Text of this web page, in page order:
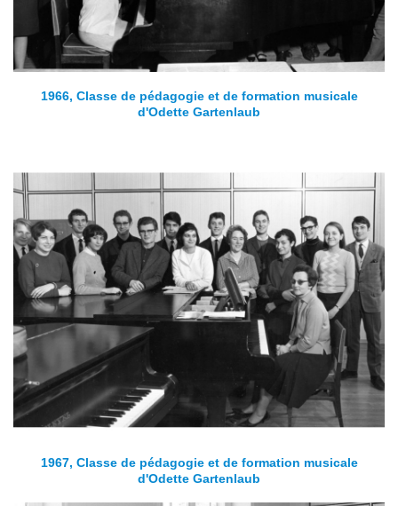
1966, Classe de pédagogie et de formation musicale
d'Odette Gartenlaub
1967, Classe de pédagogie et de formation musicale
d'Odette Gartenlaub